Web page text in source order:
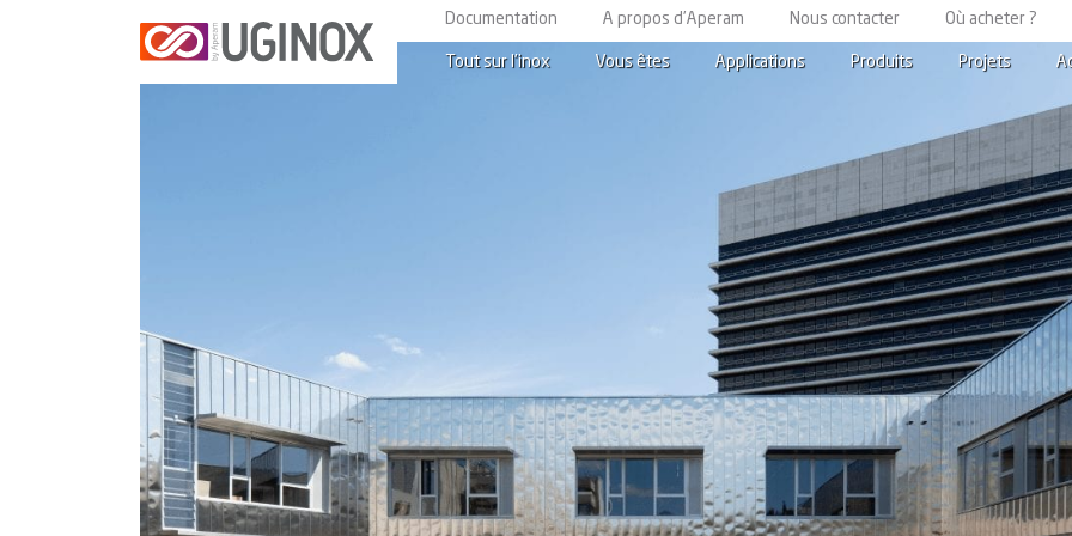
Documentation A propos d’Aperam Nous contacter Où acheter ?
Tout sur l’inox Vous êtes Applications Produits Projets